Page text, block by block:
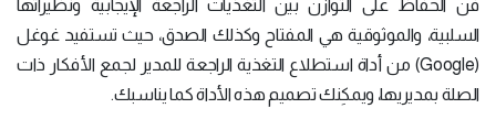
فن الحفاظ على التوازن بين التغذيات الراجعة الإيجابية ونظيراتها
السلبية، والموثوقية هي المفتاح وكذلك الصدق، حيث تستفيد غوغل
(Google) من أداة استطلاع التغذية الراجعة للمدير لجمع الأفكار ذات
الصلة بمديريها، ويمكِنك تصميم هذه الأداة كما يناسبك.